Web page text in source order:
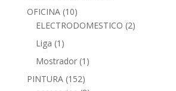
OFICINA (10)
ELECTRODOMESTICO (2)
Liga (1)
Mostrador (1)
PINTURA (152)